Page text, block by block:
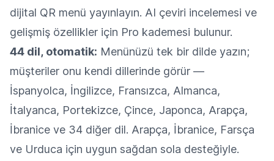
dijital QR menü yayınlayın. AI çeviri incelemesi ve
gelişmiş özellikler için Pro kademesi bulunur.
44 dil, otomatik: Menünüzü tek bir dilde yazın;
müşteriler onu kendi dillerinde görür —
İspanyolca, İngilizce, Fransızca, Almanca,
İtalyanca, Portekizce, Çince, Japonca, Arapça,
İbranice ve 34 diğer dil. Arapça, İbranice, Farsça
ve Urduca için uygun sağdan sola desteğiyle.